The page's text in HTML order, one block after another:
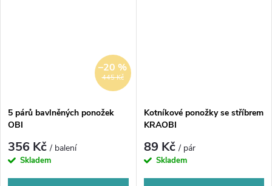
445 Kč
–20 %
5 párů bavlněných ponožek
OBI
356 Kč/ balení
Skladem
Kotníkové ponožky se stříbrem
KRAOBI
89 Kč/ pár
Skladem